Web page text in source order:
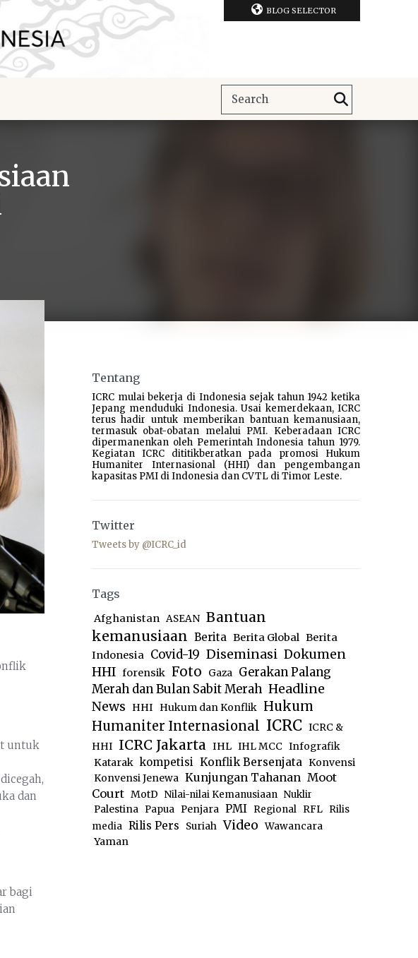
BLOG SELECTOR
untuk
dan
bagi
Tentang
ICRC mulai bekerja di Indonesia sejak tahun 1942 ketika
Jepang menduduki Indonesia. Usai kemerdekaan, ICRC
terus hadir untuk memberikan bantuan kemanusiaan,
termasuk obat-obatan melalui PMI. Keberadaan ICRC
dipermanenkan oleh Pemerintah Indonesia tahun 1979.
Kegiatan ICRC dititikberatkan pada promosi Hukum
Humaniter Internasional (HHI) dan pengembangan
kapasitas PMI di Indonesia dan CVTL di Timor Leste.
Twitter
Tweets by @ICRC_id
Tags
Afghanistan ASEAN Bantuan
kemanusiaan Berita Berita Global Berita
Indonesia Covid-19 Diseminasi Dokumen
HHI forensik Foto Gaza Gerakan Palang
Merah dan Bulan Sabit Merah Headline
News
HHI Hukum dan Konflik Hukum
Humaniter Internasional ICRC ICRC &
HHI ICRC Jakarta IHL IHL MCC Infografik
Katarak kompetisi Konflik Bersenjata Konvensi
Konvensi Jenewa Kunjungan Tahanan Moot
Court MotD Nilai-nilai Kemanusiaan Nuklir
Palestina
Papua Penjara PMI Regional RFL
Rilis
media Rilis Pers Suriah Video Wawancara
Yaman